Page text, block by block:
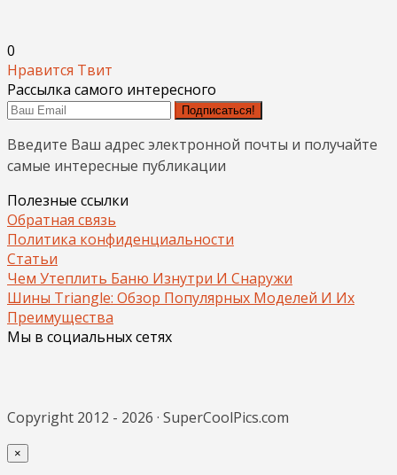
0
Нравится Твит
Рассылка самого интересного
Подписаться!
Введите Ваш адрес электронной почты и получайте
самые интересные публикации
Полезные ссылки
Обратная связь
Политика конфиденциальности
Статьи
Чем Утеплить Баню Изнутри И Снаружи
Шины Triangle: Обзор Популярных Моделей И Их
Преимущества
Мы в социальных сетях
Copyright 2012 - 2026 · SuperCoolPics.com
×